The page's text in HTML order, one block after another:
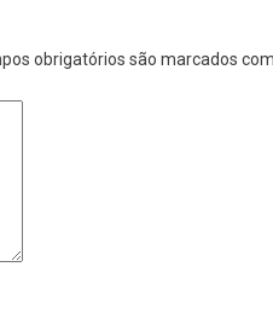
obrigatórios são marcados com